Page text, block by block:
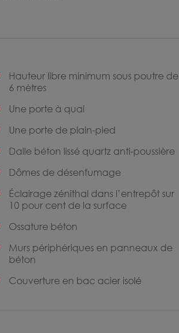
Hauteur libre minimum sous poutre de
6 mètres
Une porte à quai
Une porte de plain-pied
Dalle béton lissé quartz anti-poussière
Dômes de désenfumage
Éclairage zénithal dans l’entrepôt sur
10 pour cent de la surface
Ossature béton
Murs périphériques en panneaux de
béton
Couverture en bac acier isolé